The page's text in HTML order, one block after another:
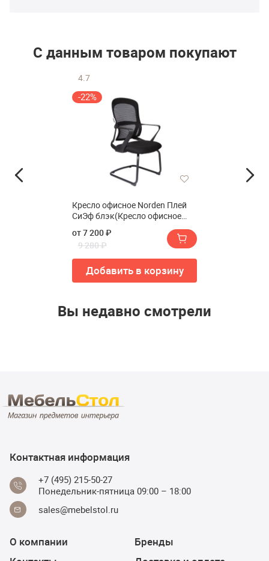
С данным товаром покупают
4.7
-22%
Кресло офисное Norden Плей
СиЭф блэк(Кресло офисное
от 7 200 ₽
9 280 ₽
Добавить в корзину
Вы недавно смотрели
Контактная информация
+7 (495) 215-50-27
Понедельник-пятница 09:00 – 18:00
sales@mebelstol.ru
О компании
Бренды